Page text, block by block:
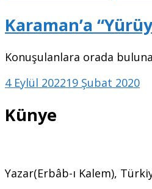
Karaman’a
Konuşulanlara orada
4 Eylül 202219 Şubat 2020
Künye
Yazar(Erbâb-ı Kalem),